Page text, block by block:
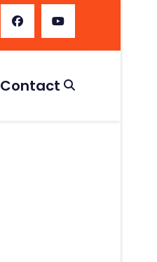
Contact